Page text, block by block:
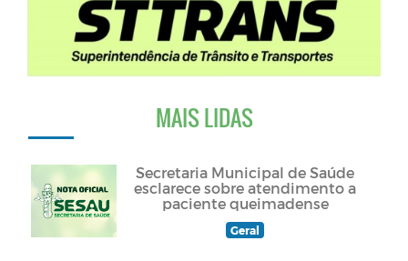
MAIS LIDAS
Secretaria Municipal de Saúde
esclarece sobre atendimento a
paciente queimadense
Geral